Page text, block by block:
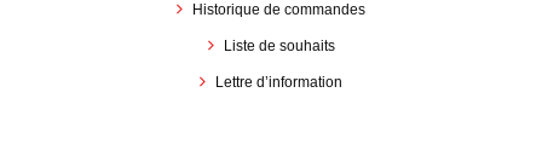
Historique de commandes
Liste de souhaits
Lettre d’information